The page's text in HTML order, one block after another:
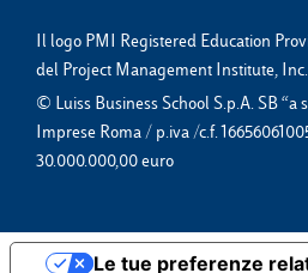
Il logo PMI Registered Education
del Project Management Institute, Inc.
© Luiss Business School S.p.A. SB “a
Imprese Roma / p.iva /c.f.
30.000.000,00 euro
Le tue preferenze